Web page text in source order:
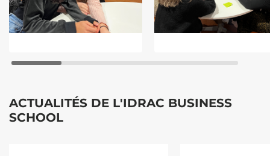
ACTUALITÉS DE L'IDRAC BUSINESS
SCHOOL